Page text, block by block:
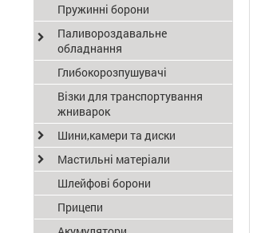
Пружинні борони
Паливороздавальне
обладнання
Глибокорозпушувачі
Візки для транспортування
жниварок
Шини,камери та диски
Мастильні матеріали
Шлейфові борони
Прицепи